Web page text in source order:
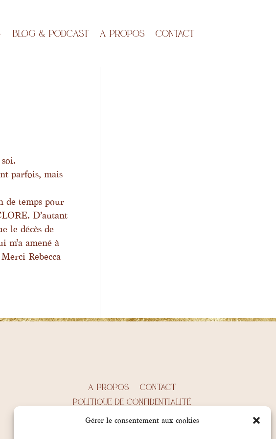
Gérer le consentement aux cookies
BLOG & PODCAST A propos Contact
parfois, mais
de temps pour
D’autant
le décès de
m’a amené à
Rebecca
A propos
Contact
Politique de confidentialité
Politique de cookies (EU)
CGV